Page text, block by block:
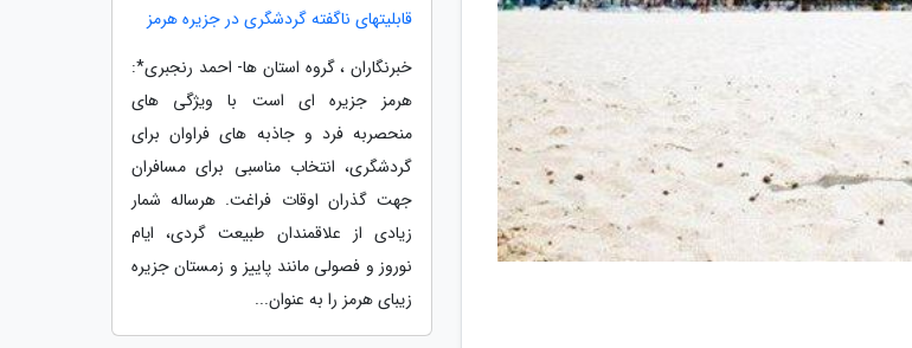
قابلیتهای ناگفته گردشگری در جزیره هرمز
خبرنگاران ، گروه استان ها- احمد رنجبری*:
هرمز جزیره ای است با ویژگی های
منحصربه فرد و جاذبه های فراوان برای
گردشگری، انتخاب مناسبی برای مسافران
جهت گذران اوقات فراغت. هرساله شمار
زیادی از علاقمندان طبیعت گردی، ایام
نوروز و فصولی مانند پاییز و زمستان جزیره
زیبای هرمز را به عنوان...